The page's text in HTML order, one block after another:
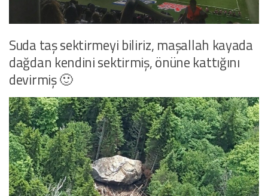
Suda taş sektirmeyi biliriz, maşallah kayada
dağdan kendini sektirmiş, önüne kattığını
devirmiş 🙂